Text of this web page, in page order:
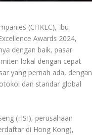
(CHKLC), Ibu
Awards 2024,
dengan baik, pasar
lokal dengan cepat
yang pernah ada, dengan
dan standar global
(HSI), perusahaan
di Hong Kong),